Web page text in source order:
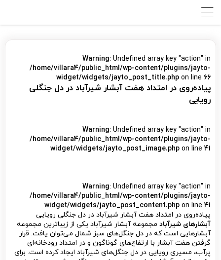
Warning: Undefined array key "action" in
/home/villara4/public_html/wp-content/plugins/jayto-
widget/widgets/jayto_post_title.php on line 66
پیاده‌روی در امتداد هفت آبشار شیرآباد در دل جنگلی
رویایی
Warning: Undefined array key "action" in
/home/villara4/public_html/wp-content/plugins/jayto-
widget/widgets/jayto_post_image.php on line 41
Warning: Undefined array key "action" in
/home/villara4/public_html/wp-content/plugins/jayto-
widget/widgets/jayto_post_content.php on line 41
پیاده‌روی در امتداد هفت آبشار شیرآباد در دل جنگلی رویایی
آبشارهای شیرآباد مجموعه آبشار شیرآباد یکی از زیباترین مجموعه
آبشارهایی است که در دل جنگل‌های سبز شمال می‌توان یافت. قرار
گرفتن هفت آبشار با ارتفاع‌های گوناگون و در امتداد رودخانه‌ای
پرآب، مسیری رویایی در دل جنگل‌های شیرآباد ایجاد کرده است. برای